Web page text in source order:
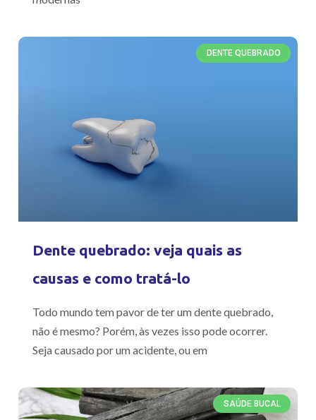
DENTE QUEBRADO
Dente quebrado: veja quais as
causas e como tratá-lo
Todo mundo tem pavor de ter um dente quebrado,
não é mesmo? Porém, às vezes isso pode ocorrer.
Seja causado por um acidente, ou em
SAÚDE BUCAL